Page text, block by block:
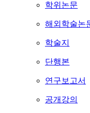
학위논문
해외학술논
학술지
단행본
연구보고서
공개강의